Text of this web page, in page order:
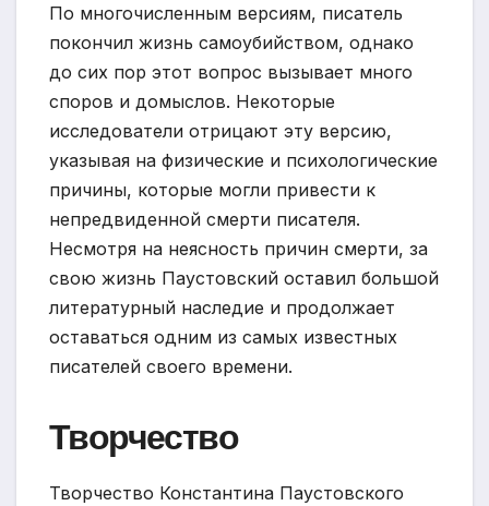
По многочисленным версиям, писатель
покончил жизнь самоубийством, однако
до сих пор этот вопрос вызывает много
споров и домыслов. Некоторые
исследователи отрицают эту версию,
указывая на физические и психологические
причины, которые могли привести к
непредвиденной смерти писателя.
Несмотря на неясность причин смерти, за
свою жизнь Паустовский оставил большой
литературный наследие и продолжает
оставаться одним из самых известных
писателей своего времени.
Творчество
Творчество Константина Паустовского